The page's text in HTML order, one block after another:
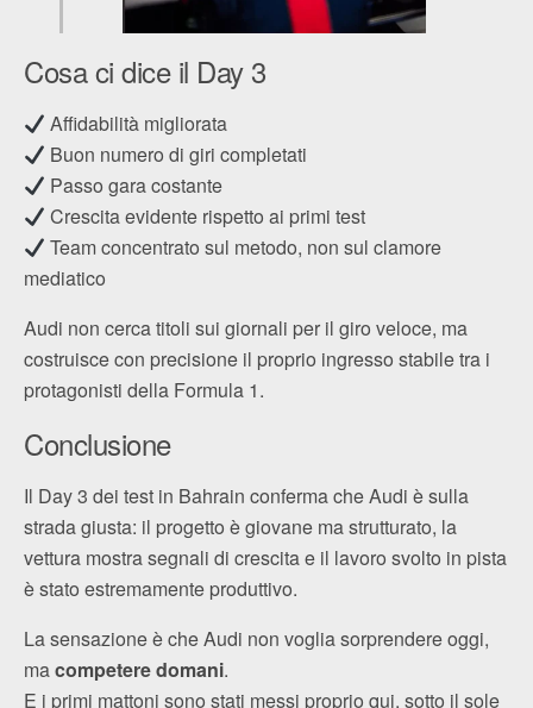
Cosa ci dice il Day 3
Affidabilità migliorata
Buon numero di giri completati
Passo gara costante
Crescita evidente rispetto ai primi test
Team concentrato sul metodo, non sul clamore
mediatico
Audi non cerca titoli sui giornali per il giro veloce, ma
costruisce con precisione il proprio ingresso stabile tra i
protagonisti della Formula 1.
Conclusione
Il Day 3 dei test in Bahrain conferma che Audi è sulla
strada giusta: il progetto è giovane ma strutturato, la
vettura mostra segnali di crescita e il lavoro svolto in pista
è stato estremamente produttivo.
La sensazione è che Audi non voglia sorprendere oggi,
macompetere domani.
E i primi mattoni sono stati messi proprio qui, sotto il sole